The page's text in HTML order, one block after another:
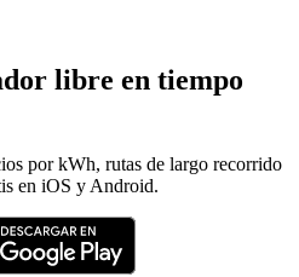
libre en tiempo
por kWh, rutas de largo recorrido
en iOS y Android.